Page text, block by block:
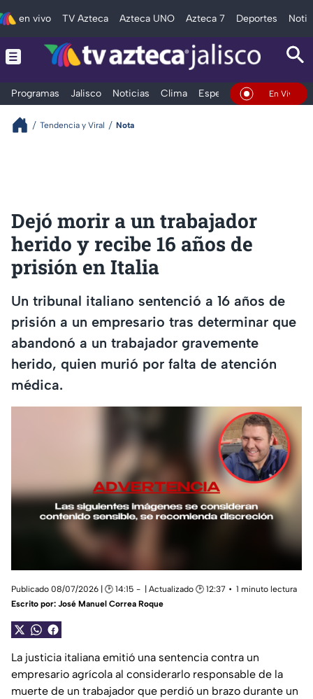
en vivo TV Azteca Azteca UNO Azteca 7 Deportes
Programas Jalisco Noticias Clima Espectáculos Deportes
En Vivo
Tendencia y Viral Nota
Dejó morir a un trabajador
herido y recibe 16 años de
prisión en Italia
Un tribunal italiano sentenció a 16 años de
prisión a un empresario tras determinar que
abandonó a un trabajador gravemente
herido, quien murió por falta de atención
médica.
Publicado 08/07/2026 | 🕑 14:15 | Actualizado 🕑 12:37
1 minuto lectura
Escrito por: José Manuel Correa Roque
La justicia italiana emitió una sentencia contra un
empresario agrícola al considerarlo responsable de la
muerte de un trabajador que perdió un brazo durante un